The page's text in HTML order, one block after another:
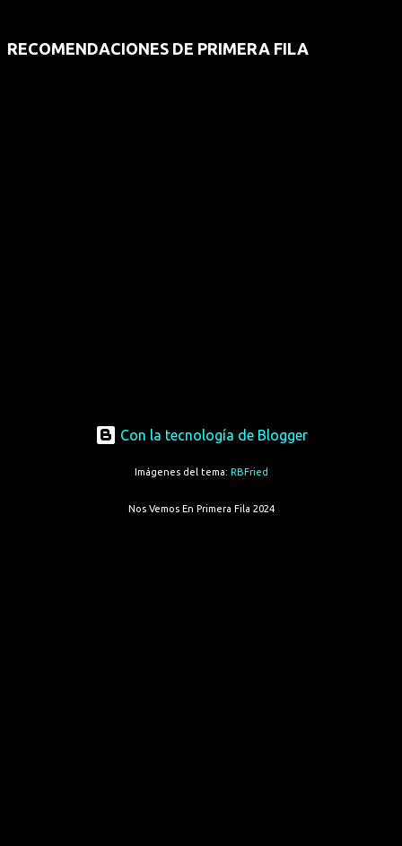
RECOMENDACIONES DE PRIMERA FILA
Con la tecnología de Blogger
Imágenes del tema: RBFried
Nos Vemos En Primera Fila 2024